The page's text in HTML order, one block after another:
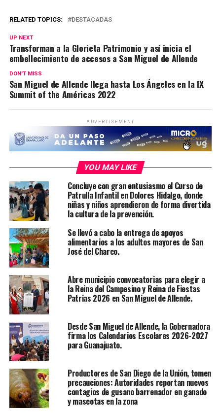
RELATED TOPICS: DESTACADAS
UP NEXT
Transforman a la Glorieta Patrimonio y así inicia el
embellecimiento de accesos a San Miguel de Allende
DON'T MISS
San Miguel de Allende llega hasta Los Ángeles en la IX
Summit of the Américas 2022
ADVERTISEMENT
YOU MAY LIKE
Concluye con gran entusiasmo el Curso de
Patrulla Infantil en Dolores Hidalgo, donde
niñas y niños aprendieron de forma divertida
la cultura de la prevención.
Se llevó a cabo la entrega de apoyos
alimentarios a los adultos mayores de San
José del Charco.
Abre municipio convocatorias para elegir a
la Reina del Campesino y Reina de Fiestas
Patrias 2026 en San Miguel de Allende.
Desde San Miguel de Allende, la Gobernadora
firma los Calendarios Escolares 2026-2027
para Guanajuato.
Productores de San Diego de la Unión, tomen
precauciones: Autoridades reportan nuevos
contagios de gusano barrenador en ganado
y mascotas en la zona